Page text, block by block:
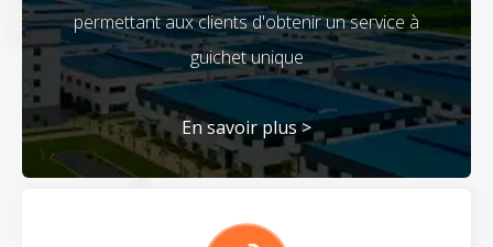
permettant aux clients d'obtenir un service à
guichet unique
En savoir plus >